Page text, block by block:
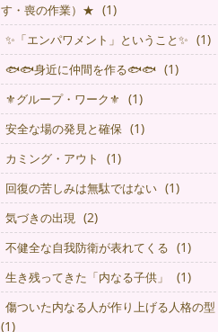
す・喪の作業）★ (1)
✨「エンパワメント」ということ✨ (1)
🐟🐟身近に仲間を作る🐟🐟 (1)
⚜グループ・ワーク⚜ (1)
安全な場の発見と確保 (1)
カミング・アウト (1)
回復の苦しみは無駄ではない (1)
気づきの出現 (2)
不健全な自我防衛が表れてくる (1)
生き残ってきた「内なる子供」 (1)
傷ついた内なる人が作り上げる人格の型
(1)